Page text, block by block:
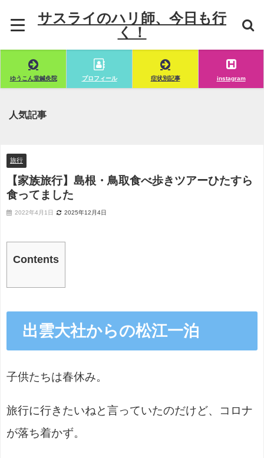
サスライのハリ師、今日も行
く！
ゆうこん堂鍼灸院 プロフィール 症状別記事 instagram
人気記事
旅行
【家族旅行】島根・鳥取食べ歩きツアーひたすら
食ってました
2022年4月1日 2025年12月4日
Contents
出雲大社からの松江一泊
子供たちは春休み。
旅行に行きたいねと言っていたのだけど、コロナ
が落ち着かず。